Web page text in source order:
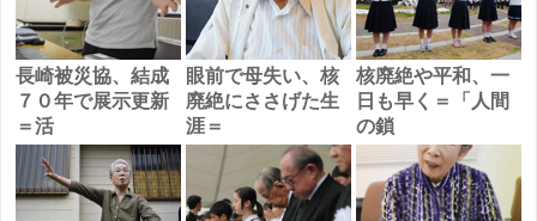
長崎被災協、結成
７０年で展示更新
＝活
眼前で母失い、核
廃絶にささげた生
涯＝
核廃絶や平和、一
日も早く＝「人間
の鎖